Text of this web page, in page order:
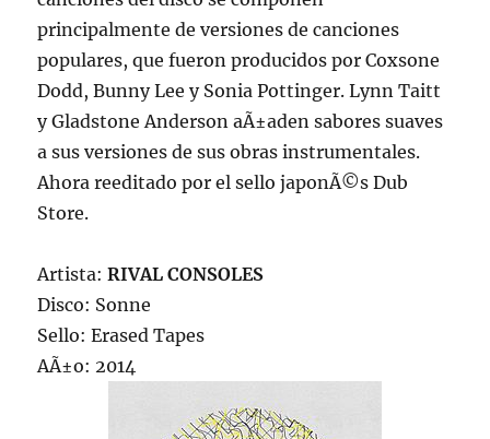
principalmente de versiones de canciones
populares, que fueron producidos por Coxsone
Dodd, Bunny Lee y Sonia Pottinger. Lynn Taitt
y Gladstone Anderson aÃ±aden sabores suaves
a sus versiones de sus obras instrumentales.
Ahora reeditado por el sello japonÃ©s Dub
Store.
Artista:RIVAL CONSOLES
Disco: Sonne
Sello: Erased Tapes
AÃ±o: 2014